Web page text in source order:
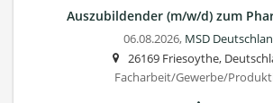
Auszubildender (m/w/d) zum
06.08.2026, MSD
26169 Friesoythe,
Facharbeit/Gewerbe/